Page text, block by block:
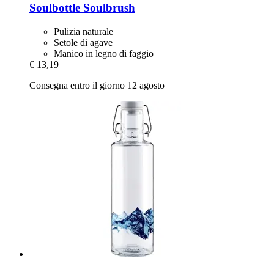
Soulbottle Soulbrush
Pulizia naturale
Setole di agave
Manico in legno di faggio
€ 13,19
Consegna entro il giorno 12 agosto